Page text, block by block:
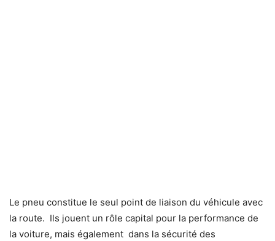
Le pneu constitue le seul point de liaison du véhicule avec
la route. Ils jouent un rôle capital pour la performance de
la voiture, mais également dans la sécurité des